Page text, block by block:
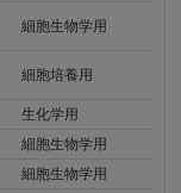
細胞生物学用
細胞培養用
生化学用
細胞生物学用
細胞生物学用